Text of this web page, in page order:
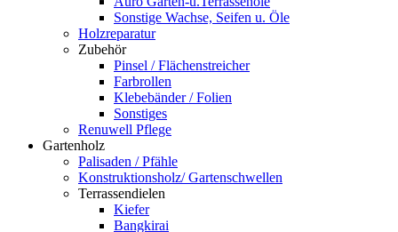
Sonstige Wachse, Seifen u. Öle
Holzreparatur
Zubehör
Pinsel / Flächenstreicher
Farbrollen
Klebebänder / Folien
Sonstiges
Renuwell Pflege
Gartenholz
Palisaden / Pfähle
Konstruktionsholz/ Gartenschwellen
Terrassendielen
Kiefer
Bangkirai